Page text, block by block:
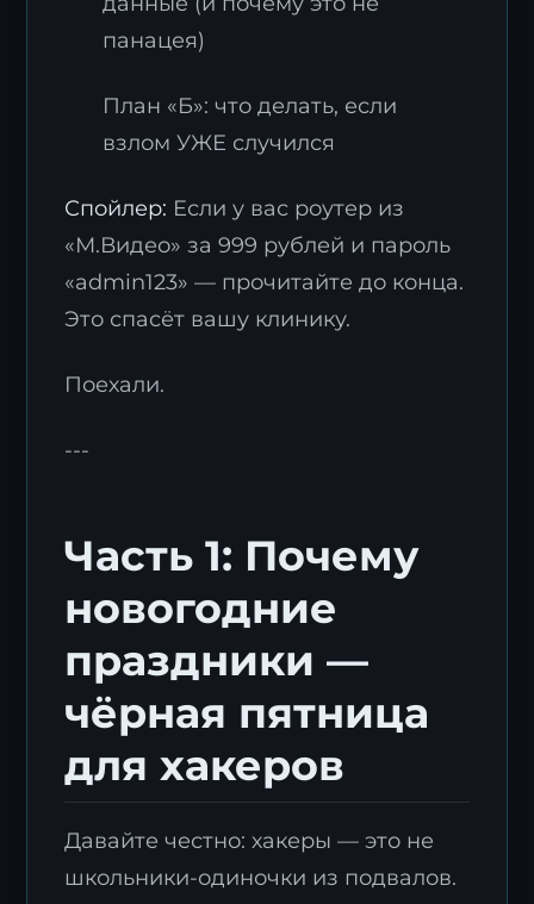
панацея)
План «Б»: что делать, если
взлом УЖЕ случился
Спойлер: Если у вас роутер из
«М.Видео» за 999 рублей и пароль
«admin123» — прочитайте до конца.
Это спасёт вашу клинику.
Поехали.
---
Часть 1: Почему
новогодние
праздники —
чёрная пятница
для хакеров
Давайте честно: хакеры — это не
школьники-одиночки из подвалов.